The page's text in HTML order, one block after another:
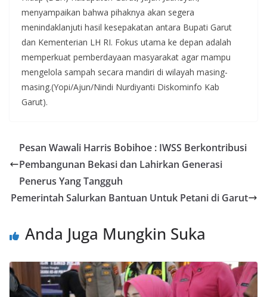
menyampaikan bahwa pihaknya akan segera
menindaklanjuti hasil kesepakatan antara Bupati Garut
dan Kementerian LH RI. Fokus utama ke depan adalah
memperkuat pemberdayaan masyarakat agar mampu
mengelola sampah secara mandiri di wilayah masing-
masing.(Yopi/Ajun/Nindi Nurdiyanti Diskominfo Kab
Garut).
Pesan Wawali Harris Bobihoe : IWSS Berkontribusi
Pembangunan Bekasi dan Lahirkan Generasi
Penerus Yang Tangguh
Pemerintah Salurkan Bantuan Untuk Petani di Garut
Anda Juga Mungkin Suka